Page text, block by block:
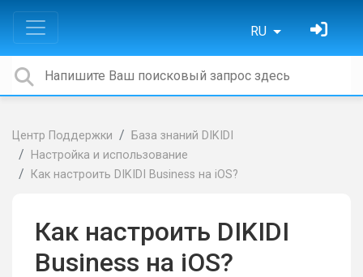
RU
Центр Поддержки
База знаний DIKIDI
Настройка и использование
Как настроить DIKIDI Business на iOS?
Как настроить DIKIDI
Business на iOS?